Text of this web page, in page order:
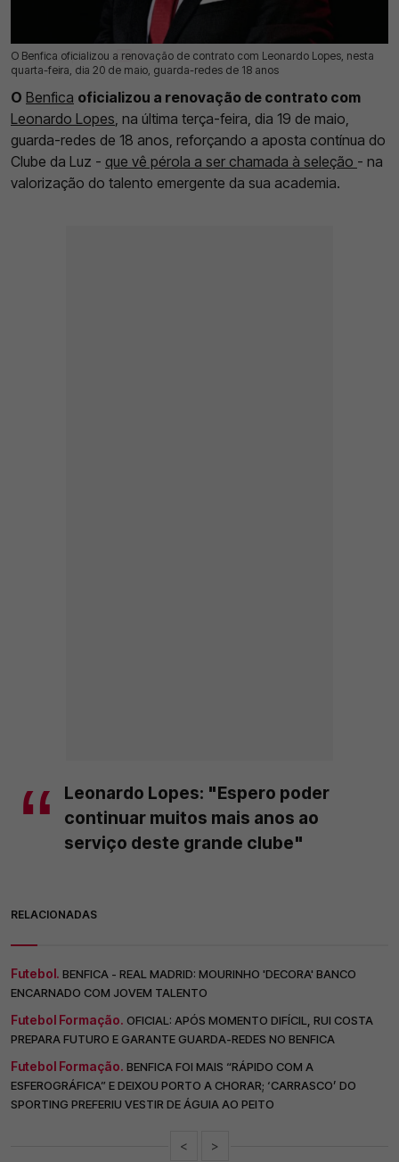
O Benfica oficializou a renovação de contrato com Leonardo Lopes, nesta
quarta-feira, dia 20 de maio, guarda-redes de 18 anos
20 Mai 2026 | 13:27 | 0
O Benfica oficializou a renovação de contrato com
Leonardo Lopes, na última terça-feira, dia 19 de maio,
guarda-redes de 18 anos, reforçando a aposta contínua do
Clube da Luz - que vê pérola a ser chamada à seleção - na
valorização do talento emergente da sua academia.
Leonardo Lopes: "Espero poder
continuar muitos mais anos ao
serviço deste grande clube"
RELACIONADAS
Futebol. BENFICA - REAL MADRID: MOURINHO 'DECORA' BANCO
ENCARNADO COM JOVEM TALENTO
Futebol Formação. OFICIAL: APÓS MOMENTO DIFÍCIL, RUI COSTA
PREPARA FUTURO E GARANTE GUARDA-REDES NO BENFICA
Futebol Formação. BENFICA FOI MAIS “RÁPIDO COM A
ESFEROGRÁFICA” E DEIXOU PORTO A CHORAR; ‘CARRASCO’ DO
SPORTING PREFERIU VESTIR DE ÁGUIA AO PEITO
< >